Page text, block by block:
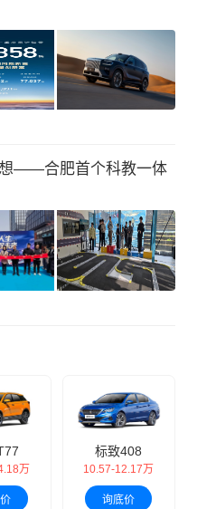
——合肥首个科教一体
万
标致408
10.57-12.17万
询底价